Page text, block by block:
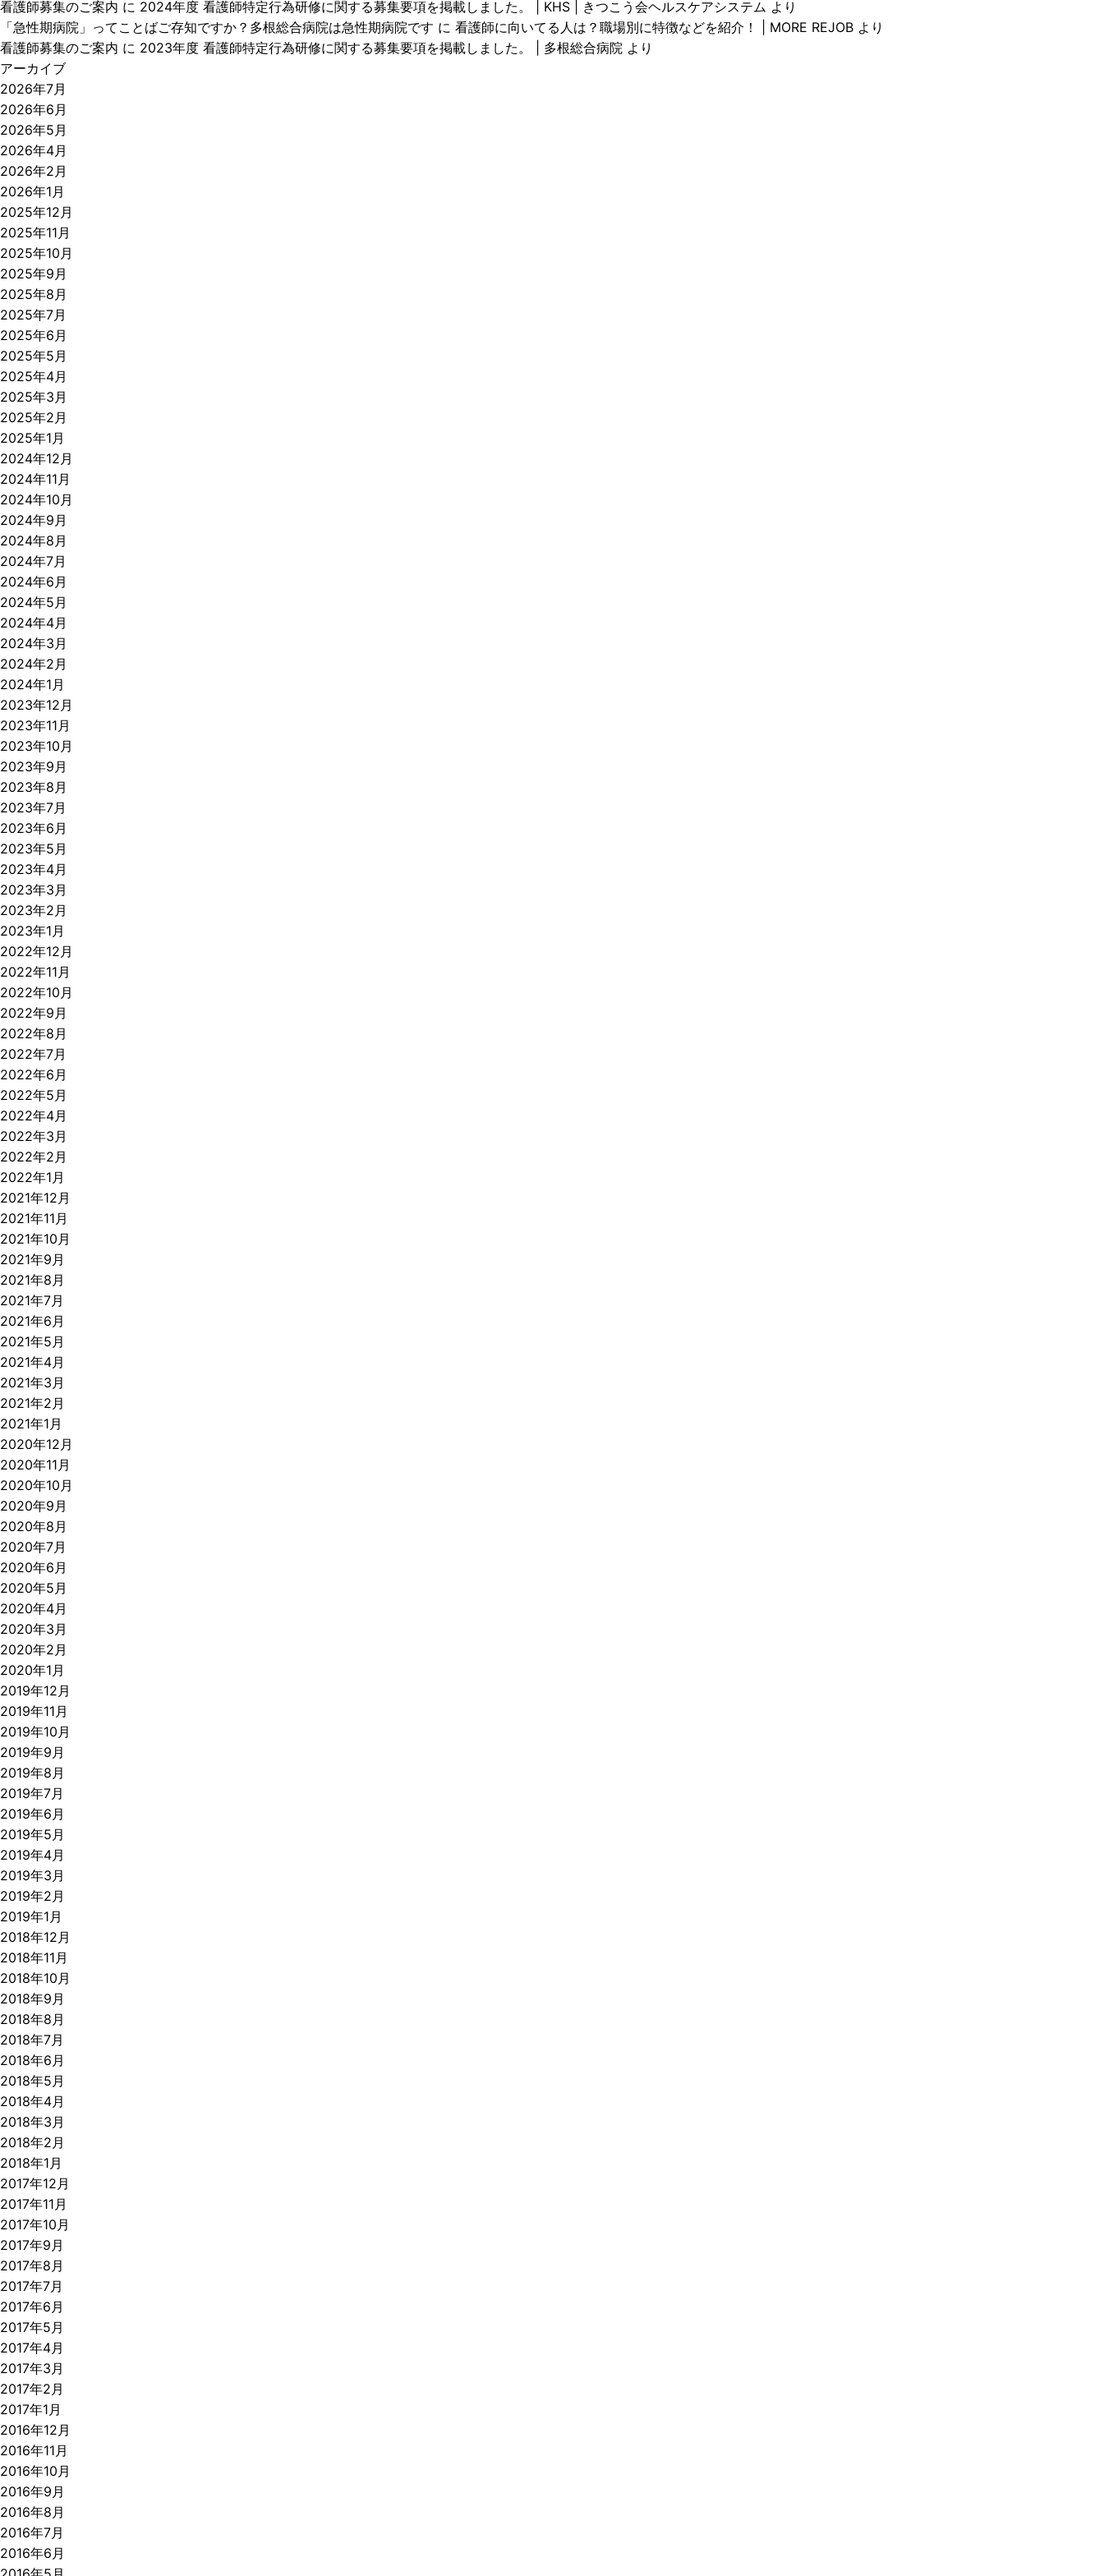
看護師募集のご案内 に 2024年度 看護師特定行為研修に関する募集要項を掲載しました。 | KHS | きつこう会ヘルスケアシステム より
「急性期病院」ってことばご存知ですか？多根総合病院は急性期病院です に 看護師に向いてる人は？職場別に特徴などを紹介！ | MORE REJOB より
看護師募集のご案内 に 2023年度 看護師特定行為研修に関する募集要項を掲載しました。 | 多根総合病院 より
アーカイブ
2026年7月
2026年6月
2026年5月
2026年4月
2026年2月
2026年1月
2025年12月
2025年11月
2025年10月
2025年9月
2025年8月
2025年7月
2025年6月
2025年5月
2025年4月
2025年3月
2025年2月
2025年1月
2024年12月
2024年11月
2024年10月
2024年9月
2024年8月
2024年7月
2024年6月
2024年5月
2024年4月
2024年3月
2024年2月
2024年1月
2023年12月
2023年11月
2023年10月
2023年9月
2023年8月
2023年7月
2023年6月
2023年5月
2023年4月
2023年3月
2023年2月
2023年1月
2022年12月
2022年11月
2022年10月
2022年9月
2022年8月
2022年7月
2022年6月
2022年5月
2022年4月
2022年3月
2022年2月
2022年1月
2021年12月
2021年11月
2021年10月
2021年9月
2021年8月
2021年7月
2021年6月
2021年5月
2021年4月
2021年3月
2021年2月
2021年1月
2020年12月
2020年11月
2020年10月
2020年9月
2020年8月
2020年7月
2020年6月
2020年5月
2020年4月
2020年3月
2020年2月
2020年1月
2019年12月
2019年11月
2019年10月
2019年9月
2019年8月
2019年7月
2019年6月
2019年5月
2019年4月
2019年3月
2019年2月
2019年1月
2018年12月
2018年11月
2018年10月
2018年9月
2018年8月
2018年7月
2018年6月
2018年5月
2018年4月
2018年3月
2018年2月
2018年1月
2017年12月
2017年11月
2017年10月
2017年9月
2017年8月
2017年7月
2017年6月
2017年5月
2017年4月
2017年3月
2017年2月
2017年1月
2016年12月
2016年11月
2016年10月
2016年9月
2016年8月
2016年7月
2016年6月